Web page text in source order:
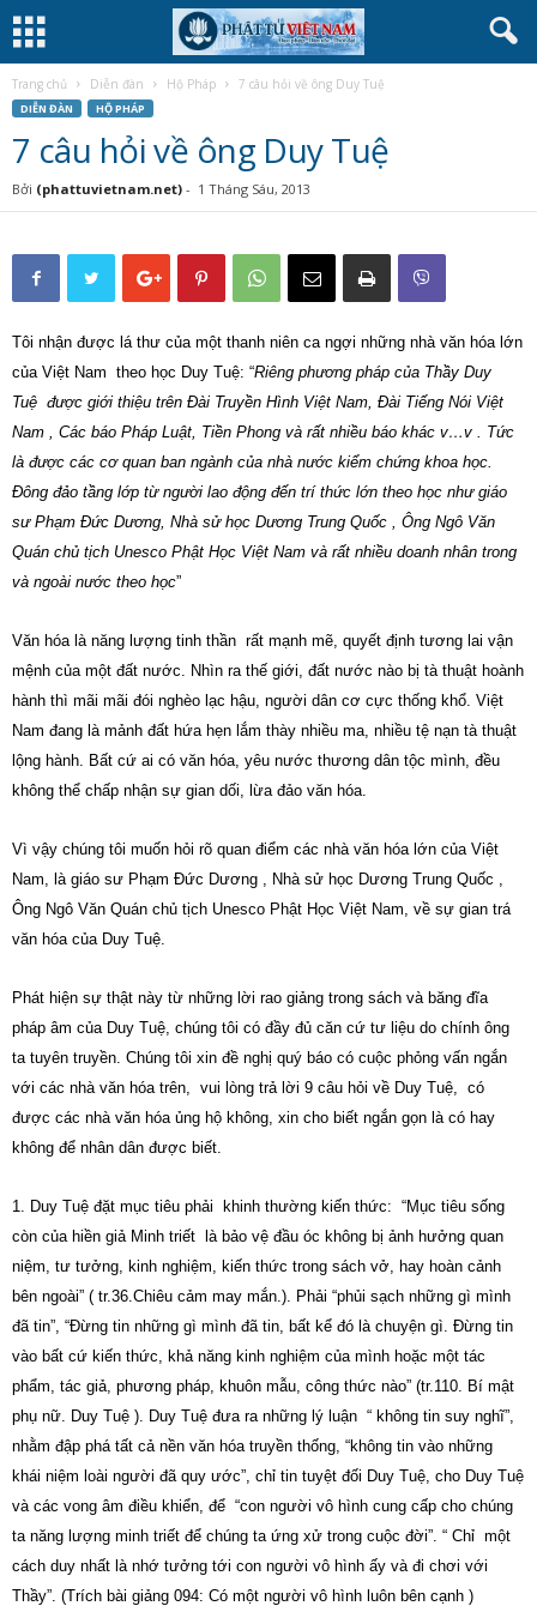
Trang chủ Diễn đàn Hộ Pháp 7 câu hỏi về ông Duy Tuệ
DIỄN ĐÀN HỘ PHÁP
7 câu hỏi về ông Duy Tuệ
Bởi (phattuvietnam.net) - 1 Tháng Sáu, 2013
Tôi nhận được lá thư của một thanh niên ca ngợi những nhà văn hóa lớn
của Việt Nam theo học Duy Tuệ: “Riêng phương pháp của Thầy Duy
Tuệ được giới thiệu trên Đài Truyền Hình Việt Nam, Đài Tiếng Nói Việt
Nam , Các báo Pháp Luật, Tiền Phong và rất nhiều báo khác v…v . Tức
là được các cơ quan ban ngành của nhà nước kiểm chứng khoa học.
Đông đảo tầng lớp từ người lao động đến trí thức lớn theo học như giáo
sư Phạm Đức Dương, Nhà sử học Dương Trung Quốc , Ông Ngô Văn
Quán chủ tịch Unesco Phật Học Việt Nam và rất nhiều doanh nhân trong
và ngoài nước theo học”
Văn hóa là năng lượng tinh thần rất mạnh mẽ, quyết định tương lai vận
mệnh của một đất nước. Nhìn ra thế giới, đất nước nào bị tà thuật hoành
hành thì mãi mãi đói nghèo lạc hậu, người dân cơ cực thống khổ. Việt
Nam đang là mảnh đất hứa hẹn lắm thày nhiều ma, nhiều tệ nạn tà thuật
lộng hành. Bất cứ ai có văn hóa, yêu nước thương dân tộc mình, đều
không thể chấp nhận sự gian dối, lừa đảo văn hóa.
Vì vậy chúng tôi muốn hỏi rõ quan điểm các nhà văn hóa lớn của Việt
Nam, là giáo sư Phạm Đức Dương , Nhà sử học Dương Trung Quốc ,
Ông Ngô Văn Quán chủ tịch Unesco Phật Học Việt Nam, về sự gian trá
văn hóa của Duy Tuệ.
Phát hiện sự thật này từ những lời rao giảng trong sách và băng đĩa
pháp âm của Duy Tuệ, chúng tôi có đầy đủ căn cứ tư liệu do chính ông
ta tuyên truyền. Chúng tôi xin đề nghị quý báo có cuộc phỏng vấn ngắn
với các nhà văn hóa trên, vui lòng trả lời 9 câu hỏi về Duy Tuệ, có
được các nhà văn hóa ủng hộ không, xin cho biết ngắn gọn là có hay
không để nhân dân được biết.
1. Duy Tuệ đặt mục tiêu phải khinh thường kiến thức: “Mục tiêu sống
còn của hiền giả Minh triết là bảo vệ đầu óc không bị ảnh hưởng quan
niệm, tư tưởng, kinh nghiệm, kiến thức trong sách vở, hay hoàn cảnh
bên ngoài” ( tr.36.Chiêu cảm may mắn.). Phải “phủi sạch những gì mình
đã tin”, “Đừng tin những gì mình đã tin, bất kể đó là chuyện gì. Đừng tin
vào bất cứ kiến thức, khả năng kinh nghiệm của mình hoặc một tác
phẩm, tác giả, phương pháp, khuôn mẫu, công thức nào” (tr.110. Bí mật
phụ nữ. Duy Tuệ ). Duy Tuệ đưa ra những lý luận “ không tin suy nghĩ”,
nhằm đập phá tất cả nền văn hóa truyền thống, “không tin vào những
khái niệm loài người đã quy ước”, chỉ tin tuyệt đối Duy Tuệ, cho Duy Tuệ
và các vong âm điều khiển, để “con người vô hình cung cấp cho chúng
ta năng lượng minh triết để chúng ta ứng xử trong cuộc đời”. “ Chỉ một
cách duy nhất là nhớ tưởng tới con người vô hình ấy và đi chơi với
Thầy”. (Trích bài giảng 094: Có một người vô hình luôn bên cạnh )